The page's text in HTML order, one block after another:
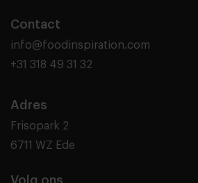
Contact
info@foodinspiration.com
+31 318 49 31 32
Adres
Frisopark 2
6711 WZ Ede
Volg ons